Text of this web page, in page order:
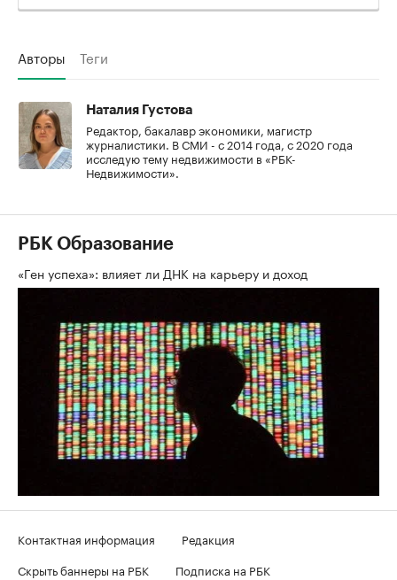
Авторы Теги
Наталия Густова
Редактор, бакалавр экономики, магистр
журналистики. В СМИ - с 2014 года, с 2020 года
исследую тему недвижимости в «РБК-
Недвижимости».
РБК Образование
«Ген успеха»: влияет ли ДНК на карьеру и доход
Контактная информация
Редакция
Скрыть баннеры на РБК
Подписка на РБК